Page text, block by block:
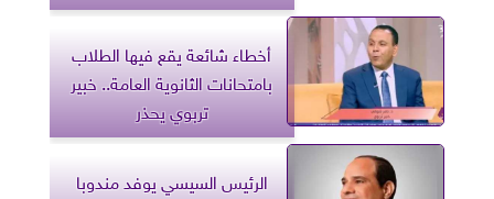
أخطاء شائعة يقع فيها الطلاب
بامتحانات الثانوية العامة.. خبير
تربوي يحذر
الرئيس السيسي يوفد مندوبا